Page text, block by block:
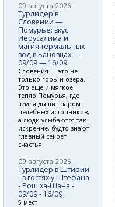
09 августа 2026
Турлидер в
Словении —
Помурье: вкус
Иерусалима и
магия термальных
вод в Бановцах —
09/09 — 16/09
Словения — это не
только горы и озера.
Это еще и мягкое
тепло Помурья, где
земля дышит паром
целебных источников,
а люди улыбаются так
искренне, будто знают
главный секрет
счастья.
09 августа 2026
Турлидер в Штирии
- в гостях у Штефана
- Рош ха-Шана -
09/09 - 16/09
5 мест